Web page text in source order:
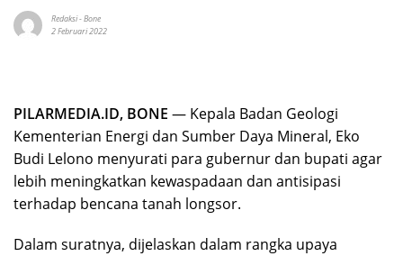
Redaksi-Bone
2 Februari 2022
PILARMEDIA.ID, BONE — Kepala Badan Geologi
Kementerian Energi dan Sumber Daya Mineral, Eko
Budi Lelono menyurati para gubernur dan bupati agar
lebih meningkatkan kewaspadaan dan antisipasi
terhadap bencana tanah longsor.
Dalam suratnya, dijelaskan dalam rangka upaya